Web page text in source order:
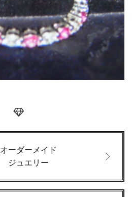
オーダーメイド
ジュエリー